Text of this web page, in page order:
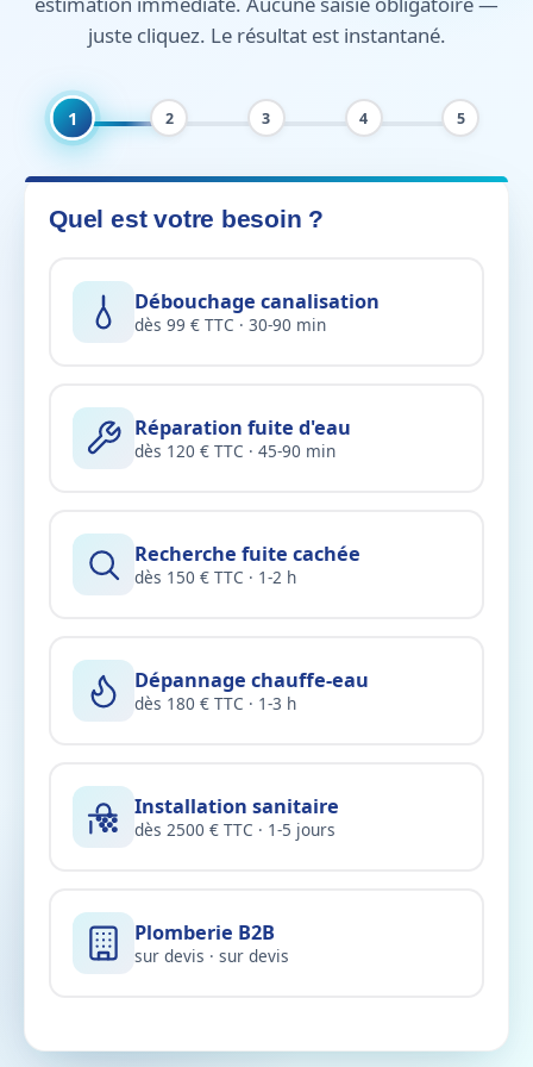
juste cliquez. Le résultat est instantané.
1 2 3 4 5
Quel est votre besoin ?
Débouchage canalisation
dès 99 € TTC · 30-90 min
Réparation fuite d'eau
dès 120 € TTC · 45-90 min
Recherche fuite cachée
dès 150 € TTC · 1-2 h
Dépannage chauffe-eau
dès 180 € TTC · 1-3 h
Installation sanitaire
dès 2500 € TTC · 1-5 jours
Plomberie B2B
sur devis · sur devis